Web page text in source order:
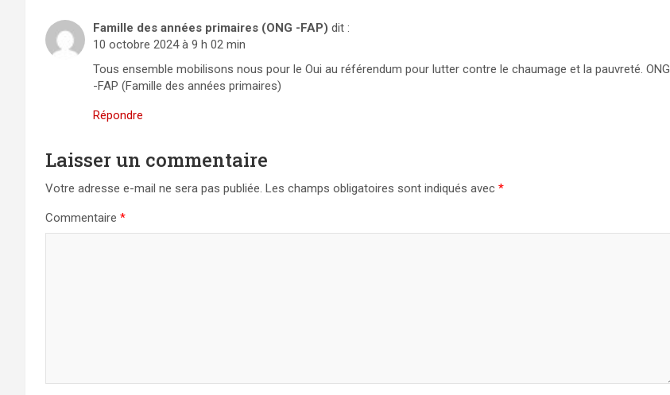
Famille des années primaires (ONG -FAP) dit :
10 octobre 2024 à 9 h 02 min
Tous ensemble mobilisons nous pour le Oui au référendum pour lutter contre le chaumage et la pauvreté. ONG
-FAP (Famille des années primaires)
Répondre
Laisser un commentaire
Votre adresse e-mail ne sera pas publiée. Les champs obligatoires sont indiqués avec *
Commentaire *